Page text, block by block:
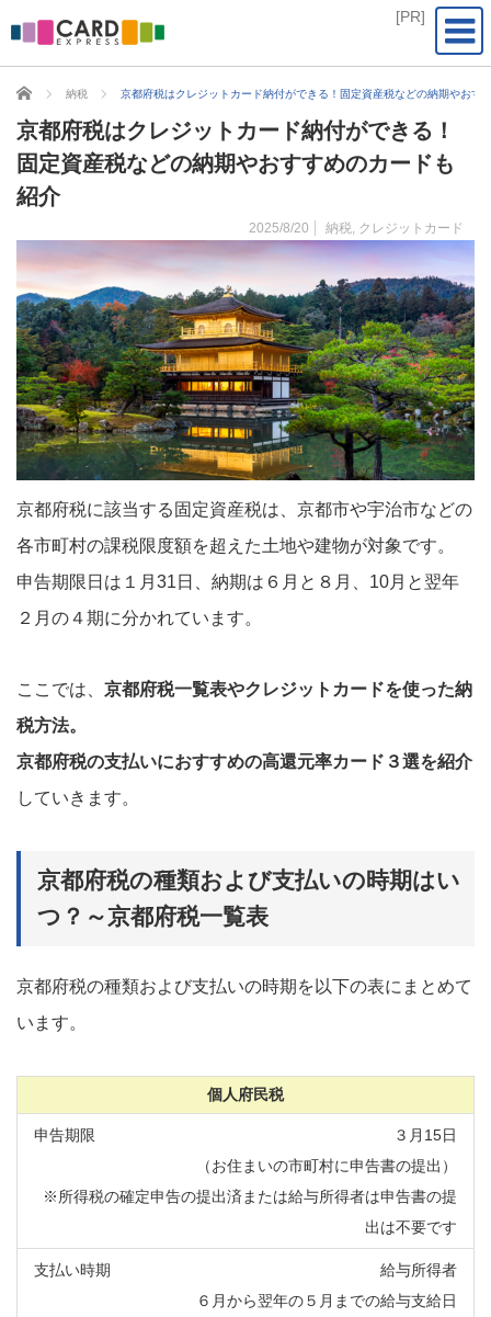
CARD EXPRESS
納税 京都府税はクレジットカード納付ができる！固定資産税などの納期やおす
京都府税はクレジットカード納付ができる！
固定資産税などの納期やおすすめのカードも
紹介
2025/8/20 納税, クレジットカード
京都府税に該当する固定資産税は、京都市や宇治市などの
各市町村の課税限度額を超えた土地や建物が対象です。
申告期限日は１月31日、納期は６月と８月、10月と翌年
２月の４期に分かれています。
ここでは、 京都府税一覧表やクレジットカードを使った納
税方法。
京都府税の支払いにおすすめの高還元率カード３選を紹介
していきます。
京都府税の種類および支払いの時期はい
つ？～京都府税一覧表
京都府税の種類および支払いの時期を以下の表にまとめて
います。
個人府民税
３月15日
（お住まいの市町村に申告書の提出）
※所得税の確定申告の提出済または給与所得者は申告書の提
出は不要です
給与所得者
６月から翌年の５月までの給与支給日